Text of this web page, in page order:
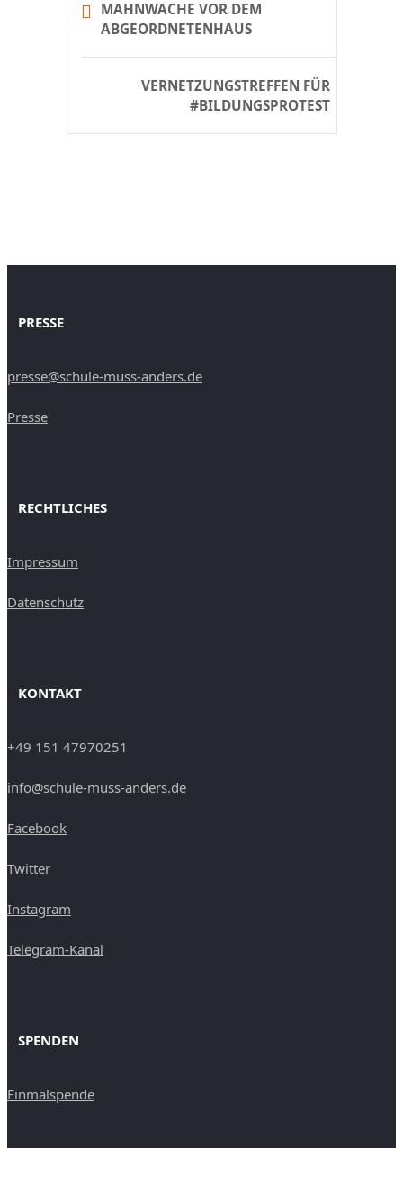
MAHNWACHE VOR DEM
ABGEORDNETENHAUS
VERNETZUNGSTREFFEN FÜR
#BILDUNGSPROTEST
PRESSE
presse@schule-muss-anders.de
Presse
RECHTLICHES
Impressum
Datenschutz
KONTAKT
+49 151 47970251
info@schule-muss-anders.de
Facebook
Twitter
Instagram
Telegram-Kanal
SPENDEN
Einmalspende